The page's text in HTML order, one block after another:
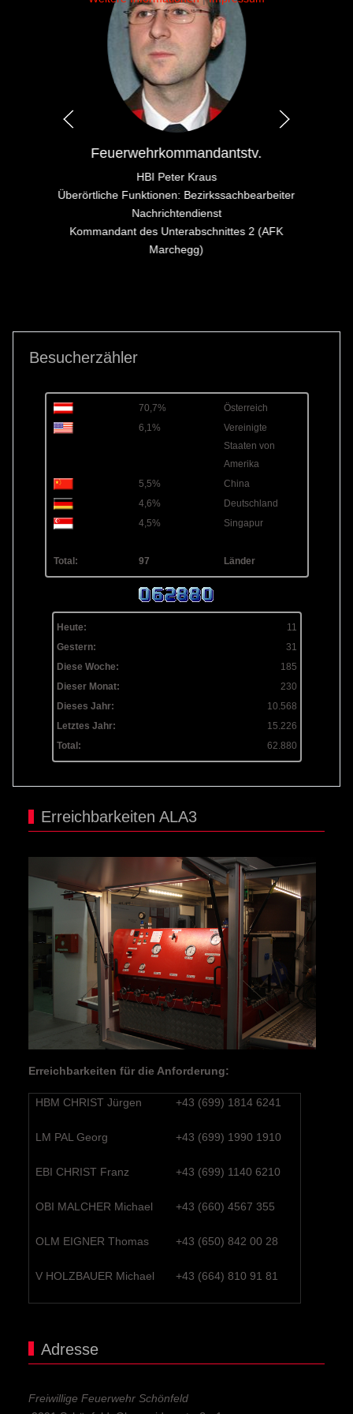
Feuerwehrkommandantstv.
HBI Peter Kraus
Überörtliche Funktionen: Bezirkssachbearbeiter
Nachrichtendienst
Kommandant des Unterabschnittes 2 (AFK
Marchegg)
Besucherzähler
70,7%
Österreich
6,1%
Vereinigte
Staaten von
Amerika
5,5%
China
4,6%
Deutschland
4,5%
Singapur
Total: 97 Länder
Heute:
11
Gestern:
31
Diese Woche:
185
Dieser Monat:
230
Dieses Jahr:
10.568
Letztes Jahr:
15.226
Total:
62.880
Erreichbarkeiten ALA3
Erreichbarkeiten für die Anforderung:
HBM CHRIST Jürgen +43 (699) 1814 6241
LM PAL Georg +43 (699) 1990 1910
EBI CHRIST Franz +43 (699) 1140 6210
OBI MALCHER Michael +43 (660) 4567 355
OLM EIGNER Thomas +43 (650) 842 00 28
V HOLZBAUER Michael +43 (664) 810 91 81
Adresse
Freiwillige Feuerwehr Schönfeld